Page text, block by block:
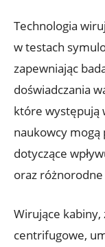
Technologia
w testach
zapewniając
doświadczania
które występują
naukowcy
dotyczące
oraz
Wirujące kabiny,
centrifugowe,